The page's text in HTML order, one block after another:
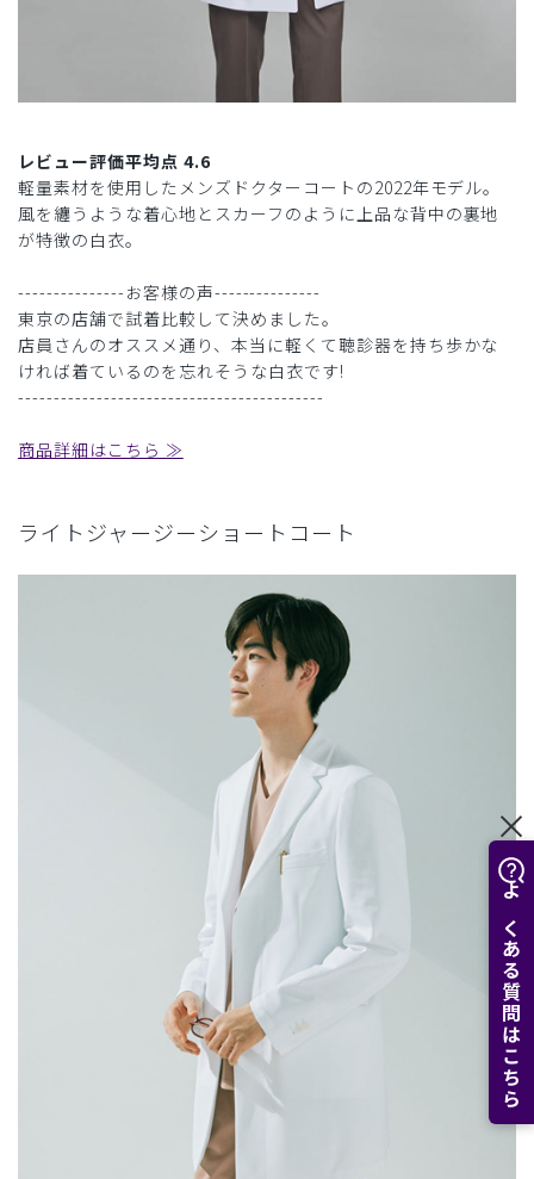
よくある質問はこちら
レビュー評価平均点 4.6
軽量素材を使用したメンズドクターコートの2022年モデル。
風を纏うような着心地とスカーフのように上品な背中の裏地
が特徴の白衣。
---------------お客様の声---------------
東京の店舗で試着比較して決めました。
店員さんのオススメ通り、本当に軽くて聴診器を持ち歩かな
ければ着ているのを忘れそうな白衣です!
-------------------------------------------
商品詳細はこちら ≫
ライトジャージーショートコート